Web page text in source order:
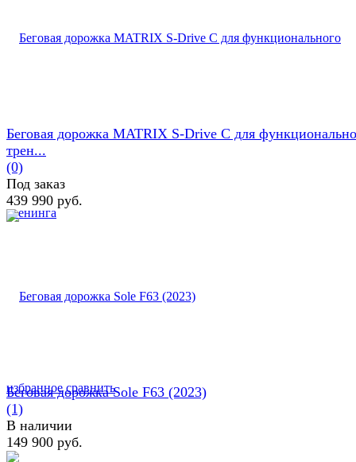
избранное сравнить
Беговая дорожка MATRIX S-Drive С для
трен...
(0)
Под заказ
439 990 руб.
Беговая дорожка Sole F63 (2023)
(1)
В наличии
149 900 руб.